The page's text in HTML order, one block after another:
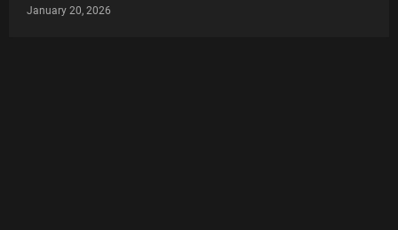
January 20, 2026